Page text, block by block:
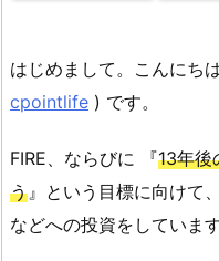
はじめまして。こんにち
cpointlife ) です。
FIRE、ならびに 『13年後
う 』という目標に向けて
などへの投資をしています